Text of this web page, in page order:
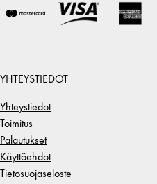
YHTEYSTIEDOT
Yhteystiedot
Toimitus
Palautukset
Käyttöehdot
Tietosuojaseloste